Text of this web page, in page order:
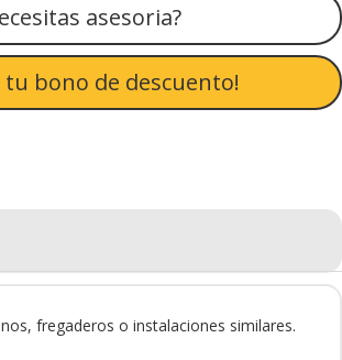
asesoria?
tu bono de descuento!
fregaderos o instalaciones similares.